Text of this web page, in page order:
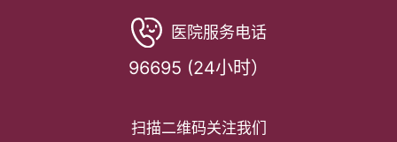
医院服务电话
96695 (24小时）
扫描二维码关注我们